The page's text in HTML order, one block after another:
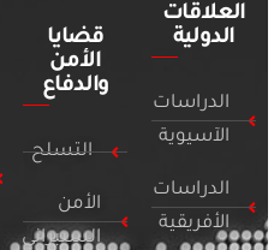
العلاقات
الدولية
الدراسات
الآسيوية
الدراسات
الأفريقية
قضايا
الأمن
والدفاع
التسلح
الأمن
السيبراني